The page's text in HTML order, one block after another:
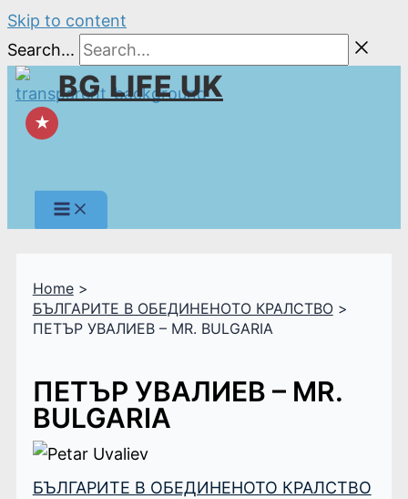
Skip to content
Search...
BG LIFE UK
★
Home
БЪЛГАРИТЕ В ОБЕДИНЕНОТО КРАЛСТВО
ПЕТЪР УВАЛИЕВ – MR. BULGARIA
ПЕТЪР УВАЛИЕВ – MR.
BULGARIA
БЪЛГАРИТЕ В ОБЕДИНЕНОТО КРАЛСТВО